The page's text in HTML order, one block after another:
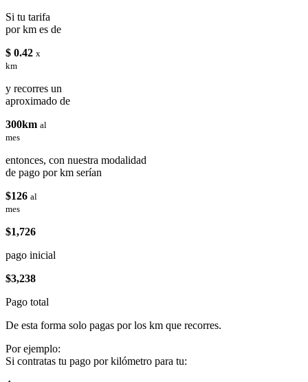
Si tu tarifa
por km es de
$ 0.42 x
km
y recorres un
aproximado de
300km al
mes
entonces, con nuestra modalidad
de pago por km serían
$126 al
mes
$1,726
pago inicial
$3,238
Pago total
De esta forma solo pagas por los km que recorres.
Por ejemplo:
Si contratas tu pago por kilómetro para tu: